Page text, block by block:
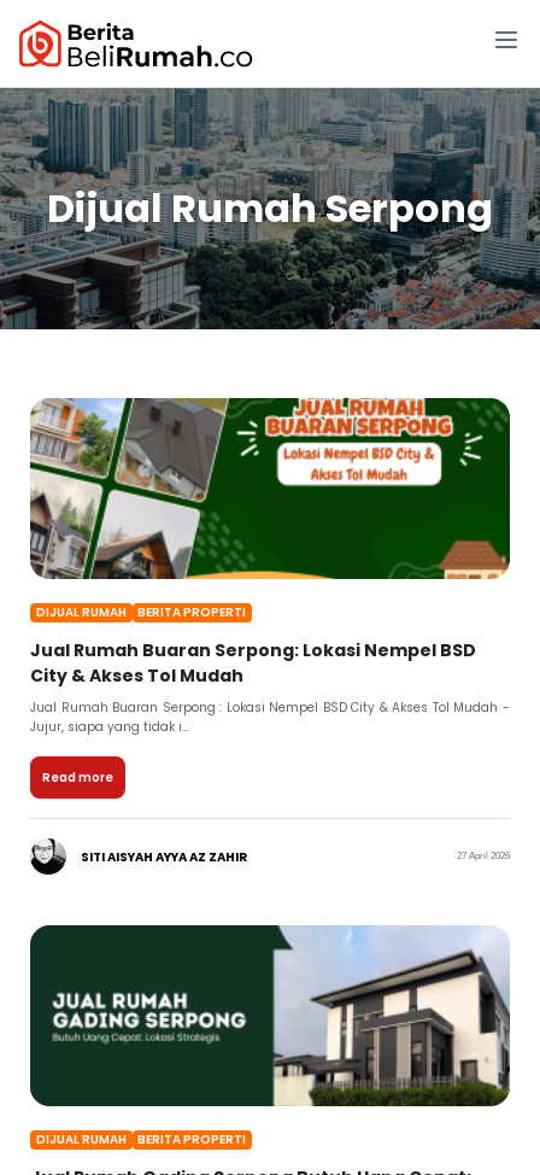
Dijual Rumah Serpong
DIJUAL RUMAH BERITA PROPERTI
Jual Rumah Buaran Serpong: Lokasi Nempel BSD
City & Akses Tol Mudah
Jual Rumah Buaran Serpong : Lokasi Nempel BSD City & Akses Tol Mudah -
Jujur, siapa yang tidak i...
Read more
SITI AISYAH AYYA AZ ZAHIR 27 April 2026
DIJUAL RUMAH BERITA PROPERTI